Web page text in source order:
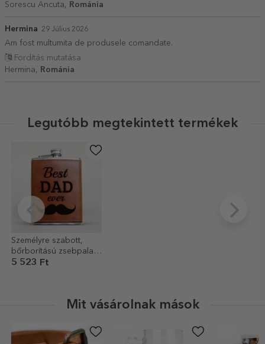
Sorescu Ancuta,
Románia
Hermina 29 Július 2026
Am fost multumita de produsele comandate.
Fordítás mutatása
Hermina,
Románia
Legutóbb megtekintett termékek
Személyre szabott,
bőrborítású zsebpalack
- Legjobb APA
5 523 Ft
Mit vásárolnak mások